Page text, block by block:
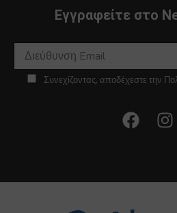
Εγγραφείτε στο
Συνεχίζοντας, αποδέχεστε την